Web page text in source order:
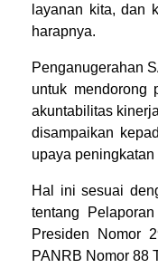
layanan kita, dan
harapnya.
Penganugerahan
untuk mendorong
akuntabilitas
disampaikan
upaya peningkatan
Hal ini sesuai
tentang
Presiden Nomor
PANRB Nomor 88